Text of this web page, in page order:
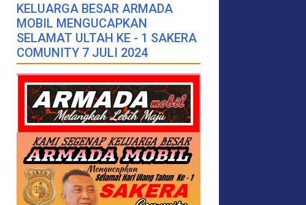
KELUARGA BESAR ARMADA
MOBIL MENGUCAPKAN
SELAMAT ULTAH KE - 1 SAKERA
COMUNITY 7 JULI 2024